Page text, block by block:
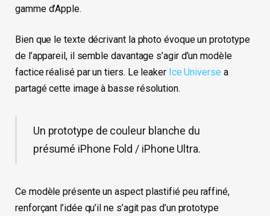
gamme d’Apple.
Bien que le texte décrivant la photo évoque un prototype
de l’appareil, il semble davantage s’agir d’un modèle
factice réalisé par un tiers. Le leaker Ice Universe a
partagé cette image à basse résolution.
Un prototype de couleur blanche du
présumé iPhone Fold / iPhone Ultra.
Ce modèle présente un aspect plastifié peu raffiné,
renforçant l’idée qu’il ne s’agit pas d’un prototype